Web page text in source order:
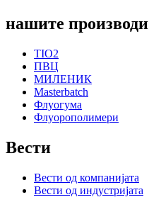
нашите производи
TIO2
ПВЦ
МИЛЕНИК
Masterbatch
Флуогума
Флуорополимери
Вести
Вести од компанијата
Вести од индустријата